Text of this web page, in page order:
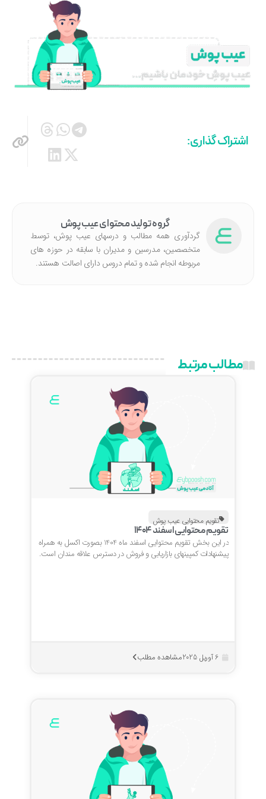
اشتراک گذاری:
گروه تولید محتوای عیب پوش
گردآوری همه مطالب و درسهای عیب پوش، توسط
متخصصین، مدرسین و مدیران با سابقه در حوزه های
مربوطه انجام شده‌ و تمام دروس دارای اصالت هستند.
مطالب مرتبط
تقویم محتوایی عیب پوش
تقویم محتوایی اسفند 1404
در این بخش تقویم محتوایی اسفند ماه 1404 بصورت اکسل به همراه
پیشنهادات کمپینهای بازاریابی و فروش در دسترس علاقه مندان است.
مشاهده مطلب